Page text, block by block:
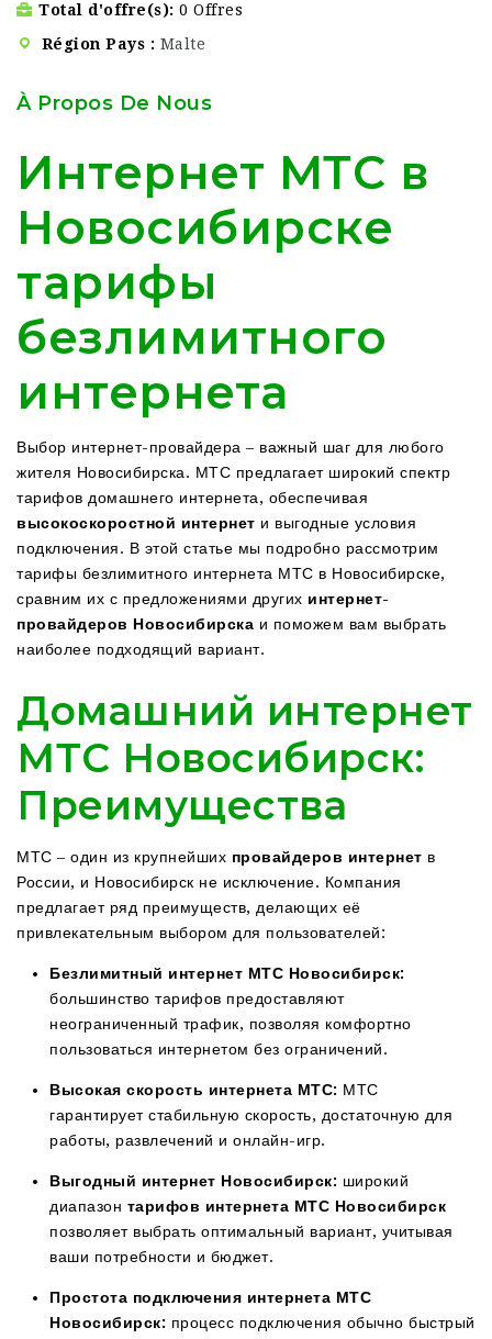
Total d'offre(s) 0 Offres
Région Pays
Malte
À Propos De Nous
Интернет МТС в
Новосибирске
тарифы
безлимитного
интернета
Выбор интернет-провайдера – важный шаг для любого
жителя Новосибирска. МТС предлагает широкий спектр
тарифов домашнего интернета, обеспечивая
высокоскоростной интернет и выгодные условия
подключения. В этой статье мы подробно рассмотрим
тарифы безлимитного интернета МТС в Новосибирске,
сравним их с предложениями других интернет-
провайдеров Новосибирска и поможем вам выбрать
наиболее подходящий вариант.
Домашний интернет
МТС Новосибирск:
Преимущества
МТС – один из крупнейших провайдеров интернет в
России, и Новосибирск не исключение. Компания
предлагает ряд преимуществ, делающих её
привлекательным выбором для пользователей:
Безлимитный интернет МТС Новосибирск:
большинство тарифов предоставляют
неограниченный трафик, позволяя комфортно
пользоваться интернетом без ограничений.
Высокая скорость интернета МТС: МТС
гарантирует стабильную скорость, достаточную для
работы, развлечений и онлайн-игр.
Выгодный интернет Новосибирск: широкий
диапазон тарифов интернета МТС Новосибирск
позволяет выбрать оптимальный вариант, учитывая
ваши потребности и бюджет.
Простота подключения интернета МТС
Новосибирск: процесс подключения обычно быстрый